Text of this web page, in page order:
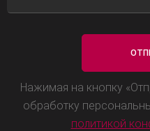
Нажимая на кнопку
обработку
политикой